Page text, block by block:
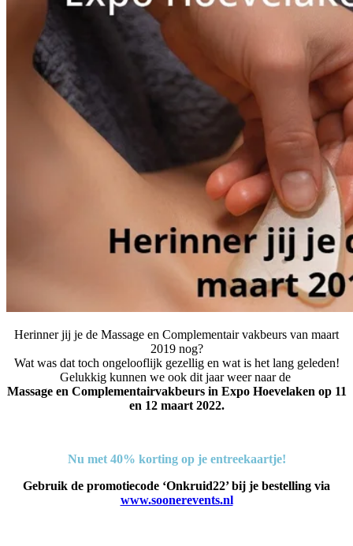
Herinner jij je de Massage en Complementair vakbeurs van maart
2019 nog?
Wat was dat toch ongelooflijk gezellig en wat is het lang geleden!
Gelukkig kunnen we ook dit jaar weer naar de
Massage en Complementairvakbeurs in Expo Hoevelaken op 11
en 12 maart 2022.
Nu met 40% korting op je entreekaartje!
Gebruik de promotiecode ‘Onkruid22’ bij je bestelling via
www.soonerevents.nl